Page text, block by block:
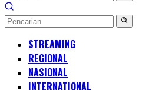
STREAMING
REGIONAL
NASIONAL
INTERNATIONAL